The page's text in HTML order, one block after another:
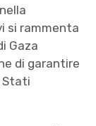
si rammenta
Gaza
di garantire
Stati